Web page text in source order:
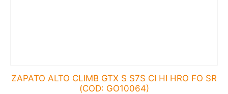
ZAPATO ALTO CLIMB GTX S S7S CI HI HRO FO SR
(COD: GO10064)